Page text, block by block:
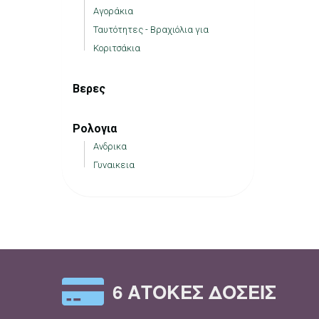
Αγοράκια
Ταυτότητες - Βραχιόλια για
Κοριτσάκια
Βερες
Ρολογια
Ανδρικα
Γυναικεια
6 ΆΤΟΚΕΣ ΔΌΣΕΙΣ